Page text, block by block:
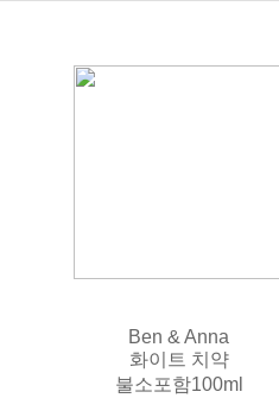
Ben & Anna
화이트 치약
불소포함100ml